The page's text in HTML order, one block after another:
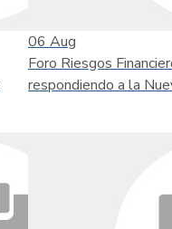
06 Aug
Foro Riesgos
respondiendo a la